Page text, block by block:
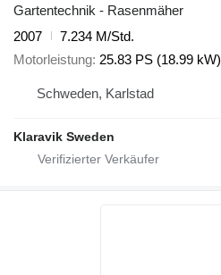
Gartentechnik - Rasenmäher
2007
7.234 M/Std.
Motorleistung 25.83 PS (18.99 kW)
Schweden, Karlstad
Klaravik Sweden